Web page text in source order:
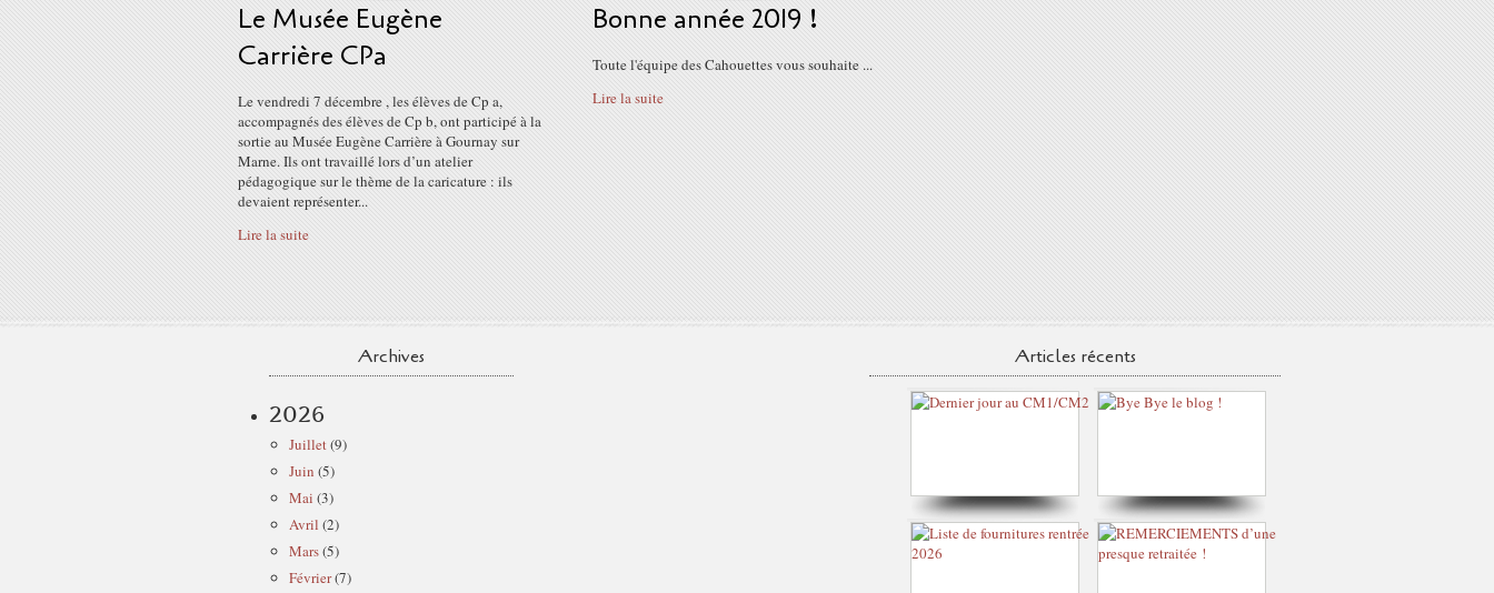
Le Musée Eugène
Carrière CPa
Le vendredi 7 décembre , les élèves de Cp a,
accompagnés des élèves de Cp b, ont participé à la
sortie au Musée Eugène Carrière à Gournay sur
Marne. Ils ont travaillé lors d’un atelier
pédagogique sur le thème de la caricature : ils
devaient représenter...
Lire la suite
Bonne année 2019 !
Toute l'équipe des Cahouettes vous souhaite ...
Lire la suite
Archives
2026
Juillet(9)
Juin (5)
Mai (3)
Avril (2)
Mars(5)
Février(7)
Articles récents